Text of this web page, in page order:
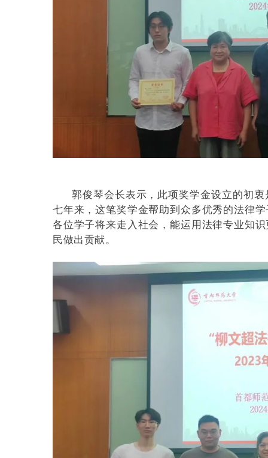
郭俊琴会长表示，此项奖学金设立的初
七年来，这笔奖学金帮助到众多优秀的法律
各位学子将来走入社会，能运用法律专业知
民做出贡献。